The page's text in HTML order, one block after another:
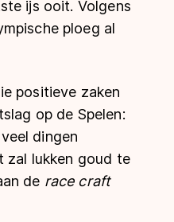
ijs ooit. Volgens
ploeg al
positieve zaken
op de Spelen:
dingen
zal lukken goud te
de race craft